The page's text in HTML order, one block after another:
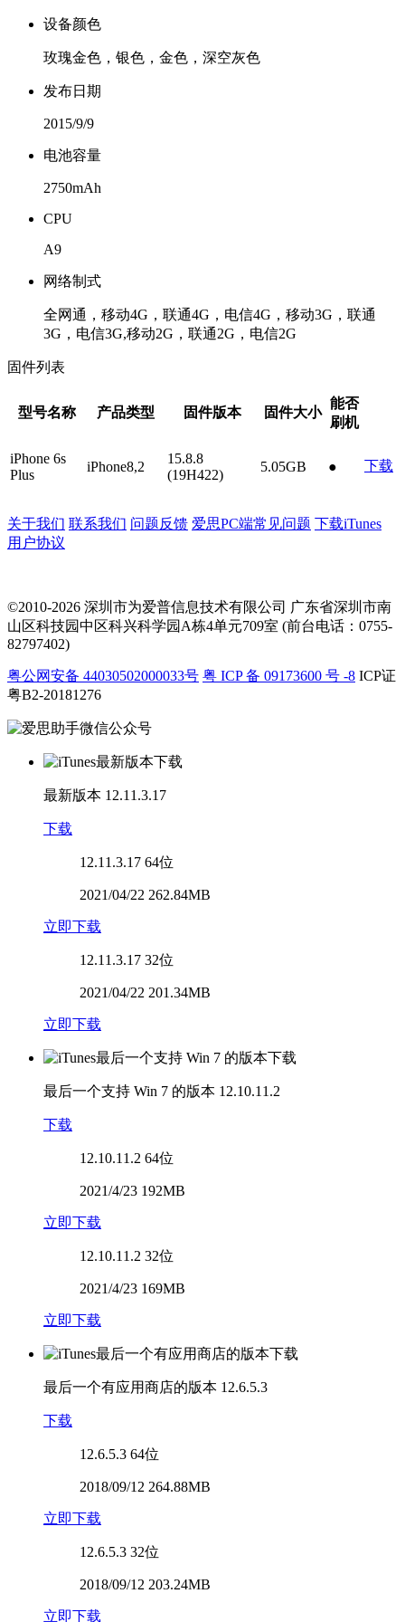
设备颜色
玫瑰金色，银色，金色，深空灰色
发布日期
2015/9/9
电池容量
2750mAh
CPU
A9
网络制式
全网通，移动4G，联通4G，电信4G，移动3G，联通
3G，电信3G,移动2G，联通2G，电信2G
固件列表
型号名称 产品类型 固件版本 固件大小
能否
刷机
iPhone 6s
Plus
iPhone8,2
15.8.8
(19H422)
5.05GB ● 下载
关于我们 联系我们 问题反馈 爱思PC端常见问题 下载iTunes
用户协议
©2010-2026 深圳市为爱普信息技术有限公司 广东省深圳市南
山区科技园中区科兴科学园A栋4单元709室 (前台电话：0755-
82797402)
粤公网安备 44030502000033号 粤 ICP 备 09173600 号 -8 ICP证
粤B2-20181276
最新版本 12.11.3.17
下载
12.11.3.17 64位
2021/04/22 262.84MB
立即下载
12.11.3.17 32位
2021/04/22 201.34MB
立即下载
最后一个支持 Win 7 的版本 12.10.11.2
下载
12.10.11.2 64位
2021/4/23 192MB
立即下载
12.10.11.2 32位
2021/4/23 169MB
立即下载
最后一个有应用商店的版本 12.6.5.3
下载
12.6.5.3 64位
2018/09/12 264.88MB
立即下载
12.6.5.3 32位
2018/09/12 203.24MB
立即下载